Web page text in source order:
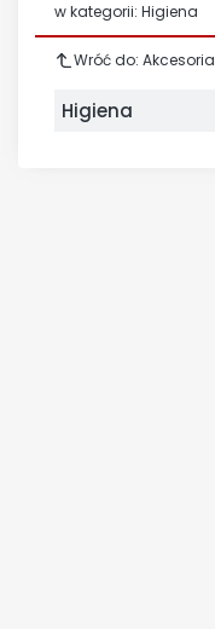
w kategorii: Higiena
Wróć do: Akcesoria
Higiena